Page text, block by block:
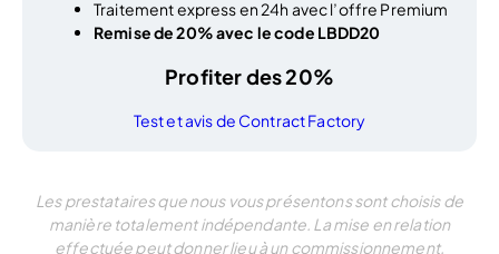
Traitement express en 24h avec l’offre Premium
Remise de 20% avec le code LBDD20
Profiter des 20%
Test et avis de Contract Factory
Les prestataires que nous vous présentons sont choisis de
manière totalement indépendante. La mise en relation
effectuée peut donner lieu à un commissionnement.